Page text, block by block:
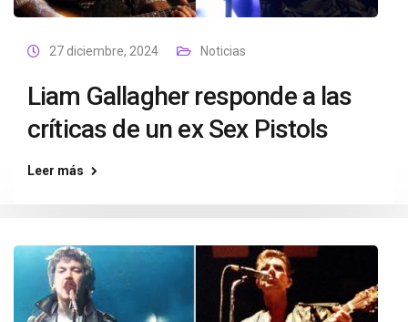
27 diciembre, 2024 Noticias
Liam Gallagher responde a las
críticas de un ex Sex Pistols
Leer más